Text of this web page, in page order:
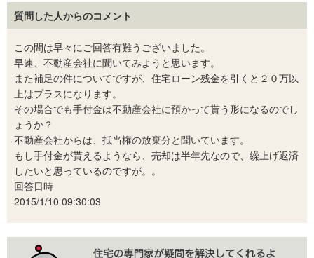
質問した人からのコメント
この間は早々にご回答有難うございました。
早速、不動産会社に聞いてみようと思います。
また補足の件についてですが、住宅ローン残金を引くと２０万以
上はプラスになります。
その場合でも手付金は不動産会社に預かって貰う形になるのでし
ょうか？
不動産会社からは、抵当権の放棄分と聞いています。
もし手付金が貰えるようなら、売却は半年先なので、繰上げ返済
したいと思っているのですが。。
回答日時
2015/1/10 09:30:03